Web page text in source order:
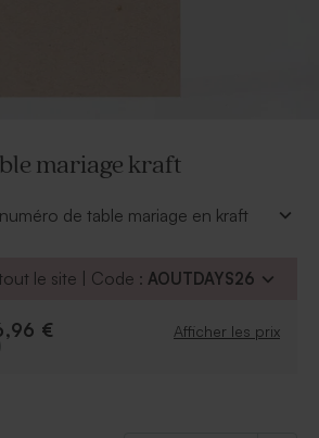
mariage kraft
de table mariage en kraft
par lot de 4 cartes.
le site | Code : AOUTDAYS26
€ Afficher les prix